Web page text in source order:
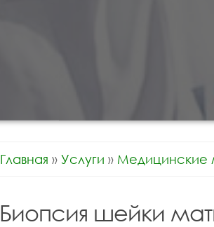
Главная » Услуги » Медицинские
Биопсия шейки